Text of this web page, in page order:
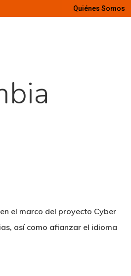
Quiénes Somos
el marco del proyecto Cyber
así como afianzar el idioma